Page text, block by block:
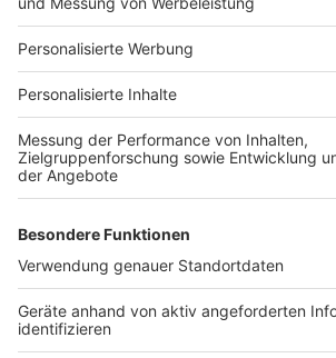
Für Unternehmen
Ihre Baufirma auf bauen.de
Kostenloses Infogespräch